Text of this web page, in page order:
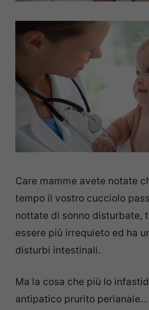
Care mamme avete notate
tempo il vostro cucciolo
nottate di sonno disturbate,
essere più irrequieto ed ha
disturbi intestinali.
Ma la cosa che più lo
antipatico prurito